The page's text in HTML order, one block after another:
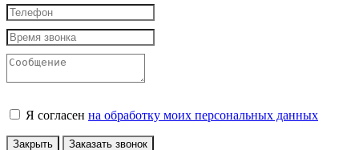
Я согласен на обработку моих персональных данных
Закрыть Заказать звонок